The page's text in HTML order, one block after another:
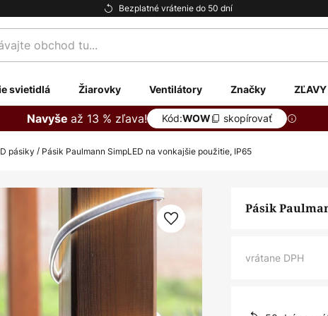
Bezplatné vrátenie do 50 dní
svietidlá Žiarovky Ventilátory Značky ZĽAVY
Navyše až 13 % zľava! Kód:WOW skopírovať
pásiky Pásik Paulmann SimpLED na vonkajšie použitie, IP65
Pásik
vrátane DPH